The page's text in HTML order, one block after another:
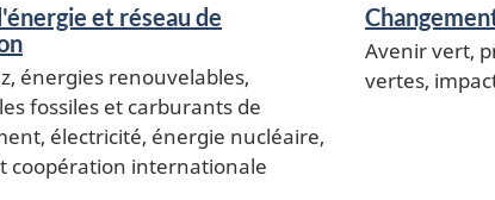
et réseau de
énergies renouvelables,
fossiles et carburants de
électricité, énergie nucléaire,
coopération internationale
Avenir vert,
vertes,